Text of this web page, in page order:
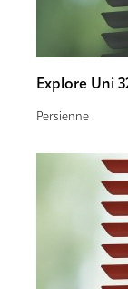
Explore Uni
Persienne